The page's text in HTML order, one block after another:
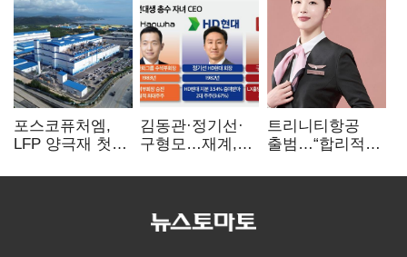
포스코퓨처엠,
LFP 양극재 첫
ESS 시장 공략
김동관·정기선·
구형모…재계,
전성시대
트리니티항공
출범…“합리적
서비스로 승부”